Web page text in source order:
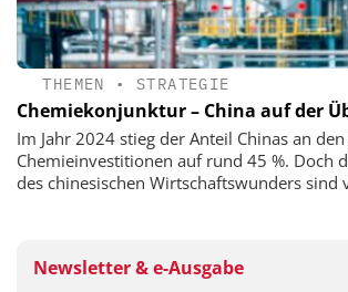
THEMEN • STRATEGIE
Chemiekonjunktur – China auf der
Im Jahr 2024 stieg der Anteil Chinas an
Chemieinvestitionen auf rund 45 %. Doch
des chinesischen Wirtschaftswunders sind
Newsletter & e-Ausgabe